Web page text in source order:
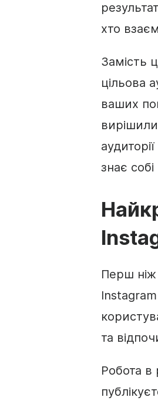
хто
Замість
цільова
ваших
знає
Перш ніж
та
Робота